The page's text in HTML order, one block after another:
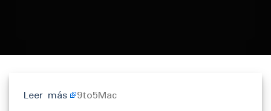
Leer más 9to5Mac